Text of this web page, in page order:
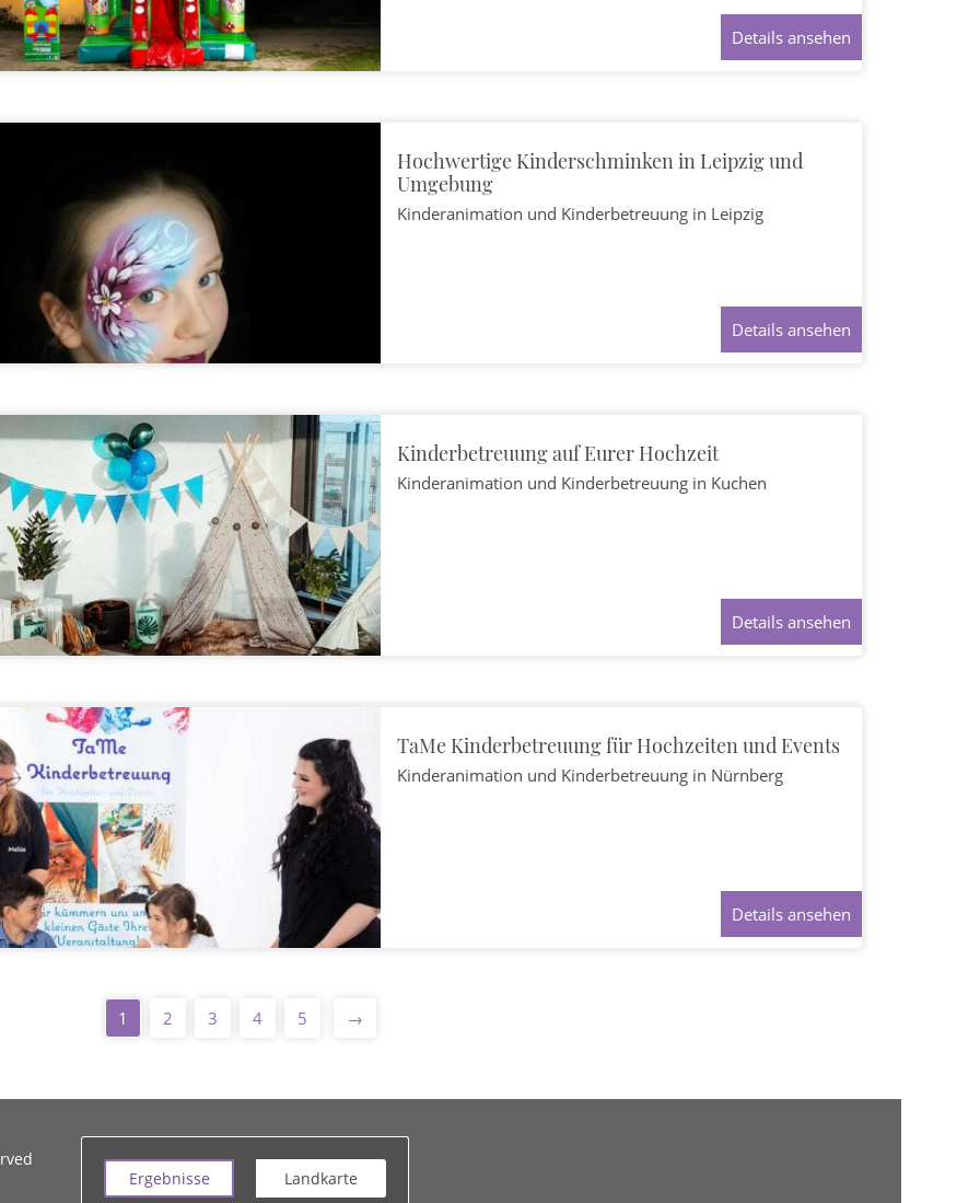
Ergebnisse Landkarte
Details ansehen
Hochwertige Kinderschminken in Leipzig und
Umgebung
Kinderanimation und Kinderbetreuung in Leipzig
Details ansehen
Kinderbetreuung auf Eurer Hochzeit
Kinderanimation und Kinderbetreuung in Kuchen
Details ansehen
TaMe Kinderbetreuung für Hochzeiten und Events
Kinderanimation und Kinderbetreuung in Nürnberg
Details ansehen
1 2 3 4 5 →